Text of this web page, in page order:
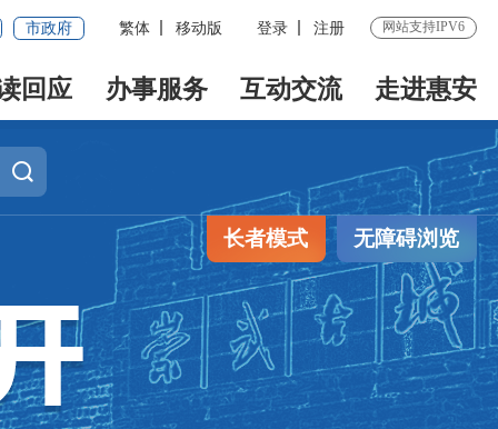
市政府 繁体 移动版 登录 注册 网站支持IPV6
回应 办事服务 互动交流 走进惠安
长者模式 无障碍浏览